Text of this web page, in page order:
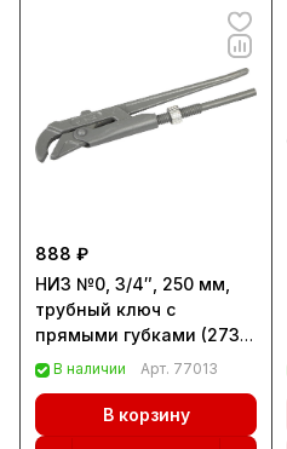
888 ₽
НИЗ №0, 3/4″, 250 мм,
трубный ключ с
прямыми губками (2731-
0) В наличии Арт. 77013
В корзину